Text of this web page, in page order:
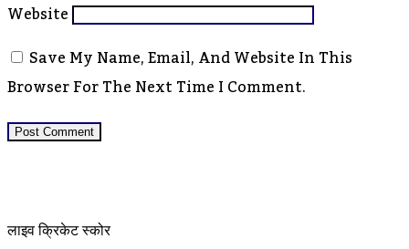
Website
Save My Name, Email, And Website In This
Browser For The Next Time I Comment.
लाइव क्रिकेट स्कोर